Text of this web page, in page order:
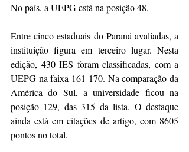
No país, a UEPG está na posição 48.
Entre cinco estaduais do Paraná avaliadas, a
instituição figura em terceiro lugar. Nesta
edição, 430 IES foram classificadas, com a
UEPG na faixa 161-170. Na comparação da
América do Sul, a universidade ficou na
posição 129, das 315 da lista. O destaque
ainda está em citações de artigo, com 8605
pontos no total.